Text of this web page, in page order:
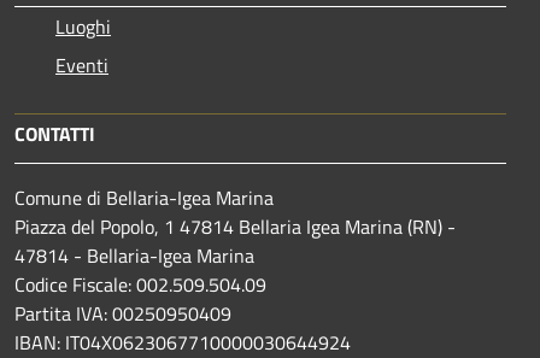
Luoghi
Eventi
CONTATTI
Comune di Bellaria-Igea Marina
Piazza del Popolo, 1 47814 Bellaria Igea Marina (RN) -
47814 - Bellaria-Igea Marina
Codice Fiscale: 002.509.504.09
Partita IVA: 00250950409
IBAN: IT04X0623067710000030644924